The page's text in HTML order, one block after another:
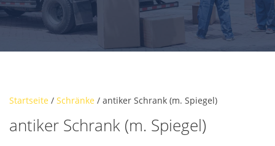
Startseite / Schränke / antiker Schrank (m. Spiegel)
antiker Schrank (m. Spiegel)